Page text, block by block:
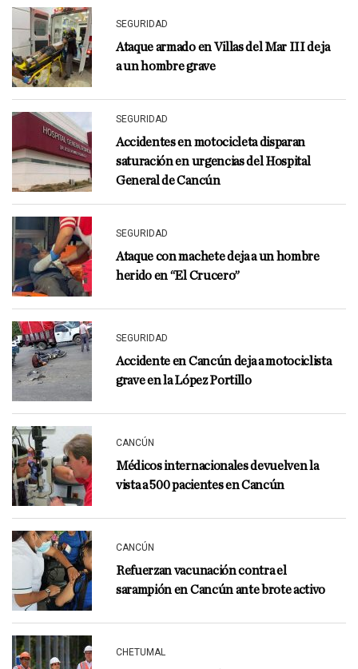
SEGURIDAD
Ataque armado en Villas del Mar III deja
a un hombre grave
SEGURIDAD
Accidentes en motocicleta disparan
saturación en urgencias del Hospital
General de Cancún
SEGURIDAD
Ataque con machete deja a un hombre
herido en “El Crucero”
SEGURIDAD
Accidente en Cancún deja a motociclista
grave en la López Portillo
CANCÚN
Médicos internacionales devuelven la
vista a 500 pacientes en Cancún
CANCÚN
Refuerzan vacunación contra el
sarampión en Cancún ante brote activo
CHETUMAL